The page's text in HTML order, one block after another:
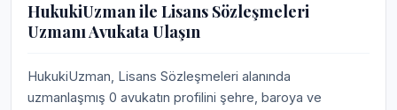
HukukiUzman ile Lisans Sözleşmeleri
Uzmanı Avukata Ulaşın
HukukiUzman, Lisans Sözleşmeleri alanında
uzmanlaşmış 0 avukatın profilini şehre, baroya ve